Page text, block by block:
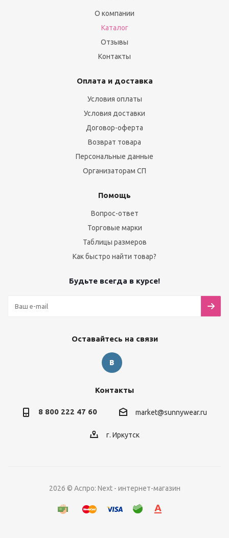
О компании
Каталог
Отзывы
Контакты
Оплата и доставка
Условия оплаты
Условия доставки
Договор-оферта
Возврат товара
Персональные данные
Организаторам СП
Помощь
Вопрос-ответ
Торговые марки
Таблицы размеров
Как быстро найти товар?
Будьте всегда в курсе!
Оставайтесь на связи
Контакты
8 800 222 47 60 market@sunnywear.ru
г. Иркутск
2026 © Аспро: Next - интернет-магазин